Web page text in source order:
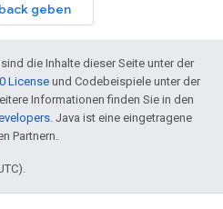
geben
die Inhalte dieser Seite unter der
License und Codebeispiele unter der
Informationen finden Sie in den
. Java ist eine eingetragene
Partnern.